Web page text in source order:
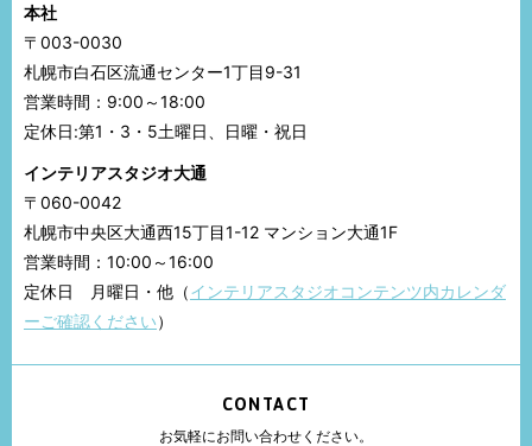
本社
〒003-0030
札幌市白石区流通センター1丁目9-31
営業時間：9:00～18:00
定休日:第1・3・5土曜日、日曜・祝日
インテリアスタジオ大通
〒060-0042
札幌市中央区大通西15丁目1-12 マンション大通1F
営業時間：10:00～16:00
定休日 月曜日・他（インテリアスタジオコンテンツ内カレンダ
ーご確認ください）
CONTACT
お気軽にお問い合わせください。